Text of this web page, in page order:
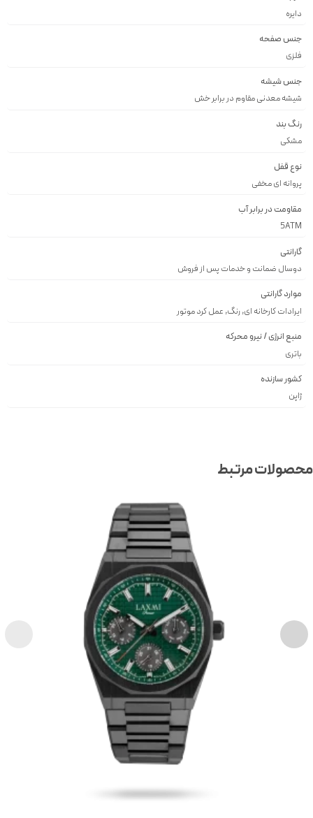
دايره
جنس صفحه
فلزى
جنس شیشه
شيشه معدنى مقاوم در برابر خش
رنگ بند
مشكى
نوع قفل
پروانه اى مخفى
مقاومت در برابر آب
5ATM
گارانتی
دوسال ضمانت و خدمات پس از فروش
موارد گارانتی
ایرادات کارخانه ای, رنگ, عمل کرد موتور
منبع انرژی / نیرو محرکه
باتری
کشور سازنده
ژاپن
مرتبط